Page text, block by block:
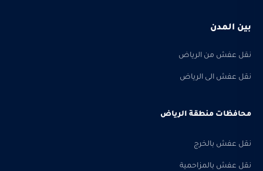
بين المدن
نقل عفش من الرياض
نقل عفش الى الرياض
محافظات منطقة الرياض
نقل عفش بالخرج
نقل عفش بالمزاحمية